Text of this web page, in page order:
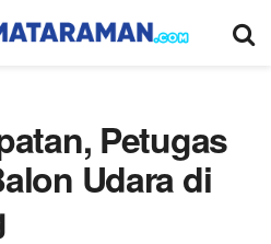
Petugas
Udara di